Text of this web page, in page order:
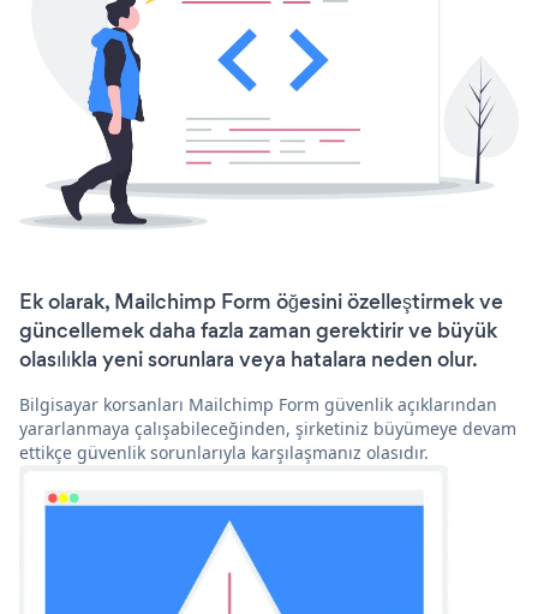
Ek olarak, Mailchimp Form öğesini özelleştirmek ve
güncellemek daha fazla zaman gerektirir ve büyük
olasılıkla yeni sorunlara veya hatalara neden olur.
Bilgisayar korsanları Mailchimp Form güvenlik açıklarından
yararlanmaya çalışabileceğinden, şirketiniz büyümeye devam
ettikçe güvenlik sorunlarıyla karşılaşmanız olasıdır.